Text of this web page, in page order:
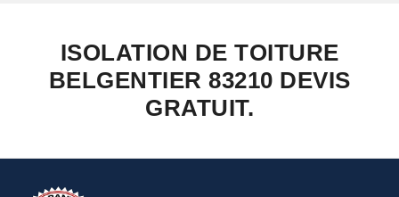
ISOLATION DE TOITURE
BELGENTIER 83210 DEVIS
GRATUIT.